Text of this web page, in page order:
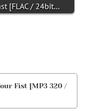
[FLAC / 24bit…
Fist [MP3 320 /